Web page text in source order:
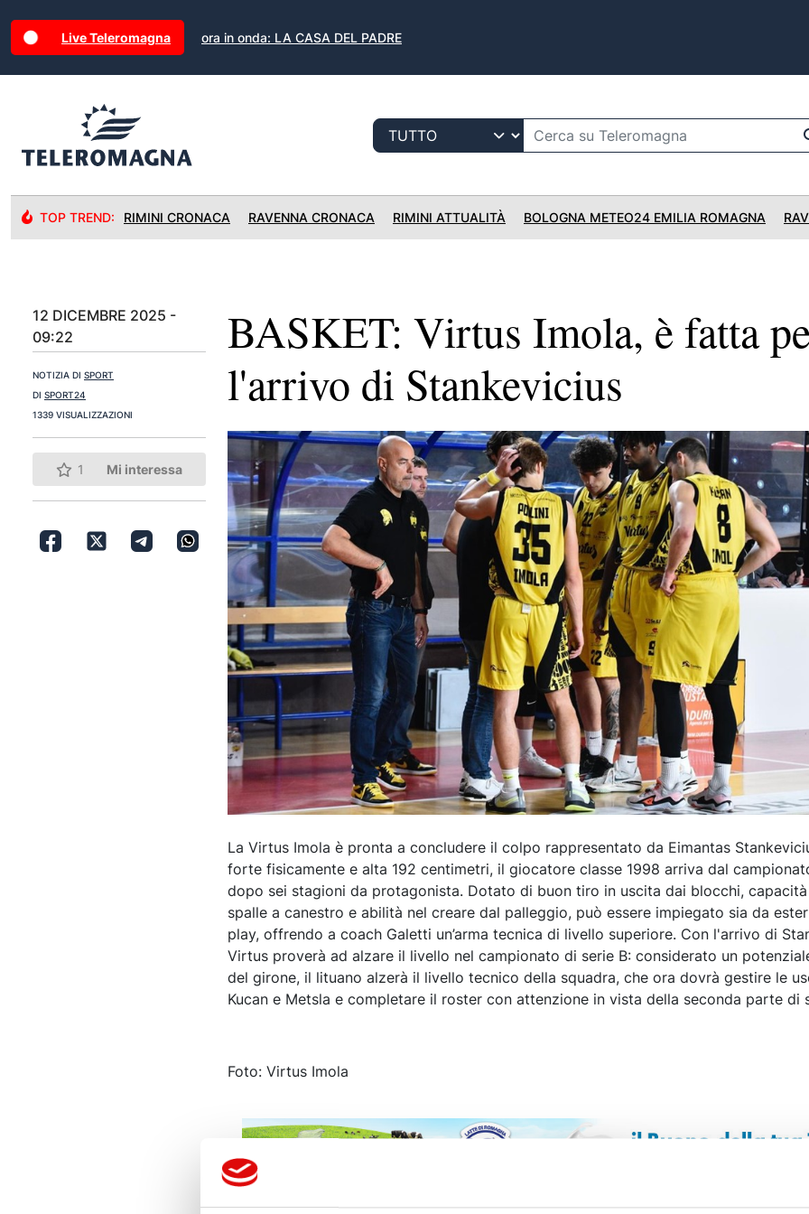
Live Teleromagna ora in onda: LA CASA DEL PADRE
TOP TREND: RIMINI CRONACA RAVENNA CRONACA RIMINI ATTUALITÀ BOLOGNA METEO24 EMILIA ROMAGNA
12 DICEMBRE 2025 -
09:22
NOTIZIA DI SPORT
DI SPORT24
1339 VISUALIZZAZIONI
1 Mi interessa
BASKET: Virtus Imola, è fatta
l'arrivo di Stankevicius
La Virtus Imola è pronta a concludere il colpo rappresentato da Eimantas
forte fisicamente e alta 192 centimetri, il giocatore classe 1998 arriva dal
dopo sei stagioni da protagonista. Dotato di buon tiro in uscita dai blocchi,
spalle a canestro e abilità nel creare dal palleggio, può essere impiegato sia da
play, offrendo a coach Galetti un’arma tecnica di livello superiore. Con l'arrivo di
Virtus proverà ad alzare il livello nel campionato di serie B: considerato un
del girone, il lituano alzerà il livello tecnico della squadra, che ora dovrà gestire le
Kucan e Metsla e completare il roster con attenzione in vista della seconda parte di
Foto: Virtus Imola